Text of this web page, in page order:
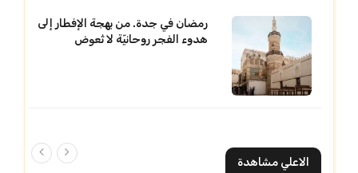
رمضان في جدة. من بهجة الإفطار إلى
هدوء الفجر روحانيّة لا تُعوض
الاعلي مشاهدة